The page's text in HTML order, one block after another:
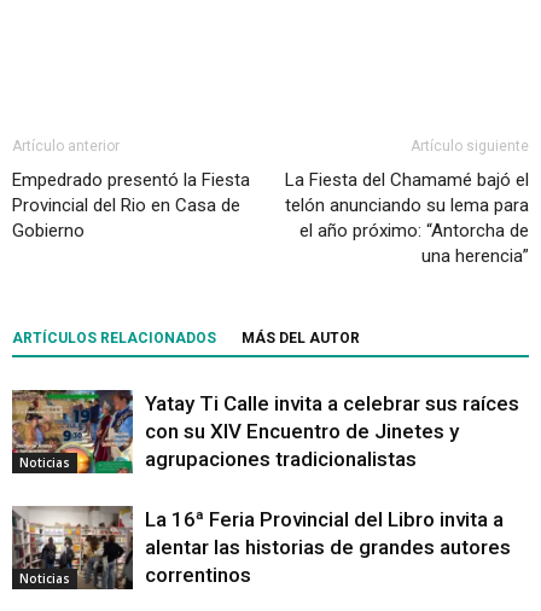
Artículo anterior
Empedrado presentó la Fiesta
Provincial del Rio en Casa de
Gobierno
Artículo siguiente
La Fiesta del Chamamé bajó el
telón anunciando su lema para
el año próximo: “Antorcha de
una herencia”
ARTÍCULOS RELACIONADOS MÁS DEL AUTOR
Noticias
Yatay Ti Calle invita a celebrar sus raíces
con su XIV Encuentro de Jinetes y
agrupaciones tradicionalistas
Noticias
La 16ª Feria Provincial del Libro invita a
alentar las historias de grandes autores
correntinos